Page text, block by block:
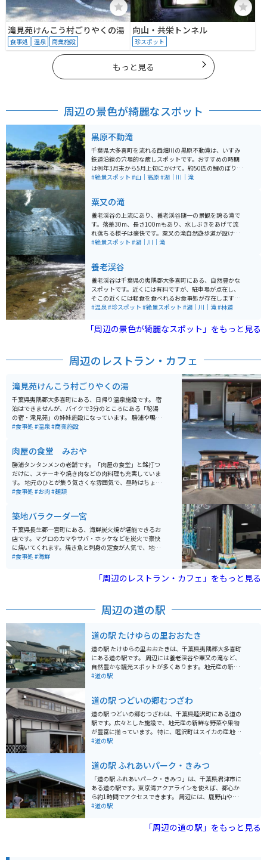
滝見苑けんこう村ごりやくの湯
食事処 温泉 商業施設
向山・共栄トンネル
珍スポット
もっと見る
周辺の景色が綺麗なスポット
黒原不動滝
千葉県大多喜町を流れる西畑川の黒原不動滝は、いすみ
鉄道沿線の穴場的な癒しスポットです。おすすめの時期
は例年3月末から5月上旬にかけて。約50匹の鯉のぼりが
地元の有志団体「不動滝五月会」によって掲げられ、川
#絶景スポット #山｜高原#湖｜川｜滝
粟又の滝
養老渓谷の上流にあり、養老渓谷随一の景観を誇る滝で
す。落差30m、長さ100mもあり、水しぶきをあげて流
れ落ちる様子は豪快です。粟叉の滝自然遊歩道が設けら
れており、アクセスやしやすいです。秋の紅葉シーズン
#絶景スポット #湖｜川｜滝
養老渓谷
養老渓谷は千葉県の夷隅郡大多喜町にある、自然豊かな
スポットです。近くには有料ですが、駐車場が点在し、
そこの近くには軽食を食べれるお食事処が存在します。
渓谷は、駐車場から下に降りて林道を歩いて行けます。
#温泉 #珍スポット #絶景スポット #湖｜川｜滝#林道
「周辺の景色が綺麗なスポット」をもっと見る
周辺のレストラン・カフェ
滝見苑けんこう村ごりやくの湯
千葉県夷隅郡大多喜町にある、日帰り温泉施設です。 宿
泊はできませんが、バイクで3分のところにある「秘湯
の宿・滝見苑」の姉妹施設になっています。 勝浦や鴨川
からバイクで30分ほどの距離ですが、秘湯という表現が
しむこともできます。
#食事処 #温泉 #商業施設
肉屋の食堂 みおや
勝浦タンタンメンの老舗です。「肉屋の食堂」と銘打つ
だけに、ステーキや焼き肉などの肉料理も充実していま
す。 地元のひとが集う気さくな雰囲気で、昼時はちょっ
と混みます。子連れで訪れる家族なども多く、店内は賑
#食事処 #お肉#麺類
築地バラクーダ一宮
千葉県長生郡一宮町にある、海鮮炭火焼が堪能できるお
店です。マグロのカマやサバ・ホッケなどを炭火で豪快
に焼いてくれます。焼き魚と刺身の定食が人気で、地元
の人が多数訪れフレンドリーな雰囲気です。定食はかな
#食事処 #海鮮
「周辺のレストラン・カフェ」をもっと見る
周辺の道の駅
道の駅 たけゆらの里おおたき
道の駅 たけゆらの里おおたきは、千葉県夷隅郡大多喜町
にある道の駅です。 周辺には養老渓谷や粟又の滝など、
自然豊かな観光スポットが多くあります。地元産の新鮮
な野菜や果物が並ぶ農産物直売所や、大多喜町の名産品
す。養老渓谷周辺はワインディングロードも続くので、
ツーリングにも最適なエリアです。 春にはたけのこ、秋
には栗など、四季折々の味覚も楽しむことができます。
また、大多喜町は「いすみ鉄道」も有名なので、合わせ
て観光するのもおすすめです。
#道の駅
道の駅 つどいの郷むつざわ
道の駅 つどいの郷むつざわは、千葉県睦沢町にある道の
駅です。広々とした施設で、地元産の新鮮な野菜や果物
が豊富に揃っています。 特に、睦沢町はスイカの産地と
して知られており、夏には採れたての甘いスイカが店頭
場があるので安心です。道の駅周辺には、田園風景が広
がり、のどかなツーリングを楽しむことができます。印
旛沼や九十九里浜も比較的近いので、足を延ばしてみる
のも良いでしょう。
#道の駅
道の駅 ふれあいパーク・きみつ
「道の駅 ふれあいパーク・きみつ」は、千葉県君津市に
ある道の駅です。東京湾アクアラインを使えば、都心か
ら約1時間でアクセスできます。 周辺には、鹿野山やマ
ザー牧場、濃溝の滝など、自然豊かな観光スポットがた
持ち良いコースなので、ツーリングにもおすすめです。
道の駅には、地元の新鮮な農産物が販売されているほ
#道の駅
「周辺の道の駅」をもっと見る